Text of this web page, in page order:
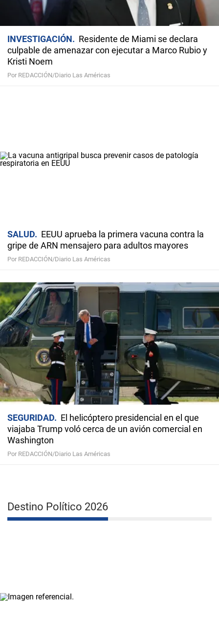
INVESTIGACIÓN
Residente de Miami se declara
culpable de amenazar con ejecutar a Marco Rubio y
Kristi Noem
Por REDACCIÓN/Diario Las Américas
SALUD
EEUU aprueba la primera vacuna contra la
gripe de ARN mensajero para adultos mayores
Por REDACCIÓN/Diario Las Américas
SEGURIDAD
El helicóptero presidencial en el que
viajaba Trump voló cerca de un avión comercial en
Washington
Por REDACCIÓN/Diario Las Américas
Destino Político 2026